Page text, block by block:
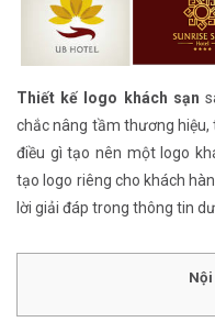
Thiết kế logo khách sạn
chắc nâng tầm thương
điều gì tạo nên một logo
tạo logo riêng cho khách
lời giải đáp trong thông tin